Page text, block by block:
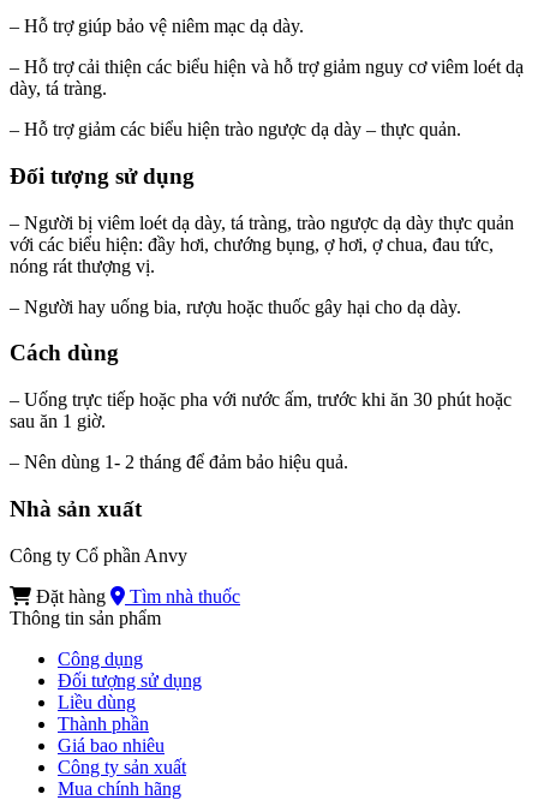
– Hỗ trợ giúp bảo vệ niêm mạc dạ dày.
– Hỗ trợ cải thiện các biểu hiện và hỗ trợ giảm nguy cơ viêm loét dạ
dày, tá tràng.
– Hỗ trợ giảm các biểu hiện trào ngược dạ dày – thực quản.
Đối tượng sử dụng
– Người bị viêm loét dạ dày, tá tràng, trào ngược dạ dày thực quản
với các biểu hiện: đầy hơi, chướng bụng, ợ hơi, ợ chua, đau tức,
nóng rát thượng vị.
– Người hay uống bia, rượu hoặc thuốc gây hại cho dạ dày.
Cách dùng
– Uống trực tiếp hoặc pha với nước ấm, trước khi ăn 30 phút hoặc
sau ăn 1 giờ.
– Nên dùng 1- 2 tháng để đảm bảo hiệu quả.
Nhà sản xuất
Công ty Cổ phần Anvy
Đặt hàng
Tìm nhà thuốc
Thông tin sản phẩm
Công dụng
Đối tượng sử dụng
Liều dùng
Thành phần
Giá bao nhiêu
Công ty sản xuất
Mua chính hãng